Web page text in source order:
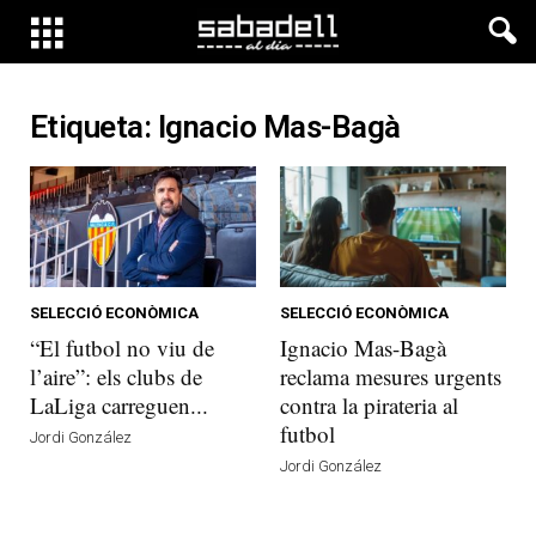
Etiqueta: Ignacio Mas-Bagà
SELECCIÓ ECONÒMICA
“El futbol no viu de
l’aire”: els clubs de
LaLiga carreguen...
Jordi González
SELECCIÓ ECONÒMICA
Ignacio Mas-Bagà
reclama mesures urgents
contra la pirateria al
futbol
Jordi González